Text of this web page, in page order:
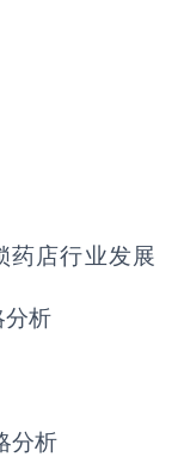
店行业发展
分析
分析